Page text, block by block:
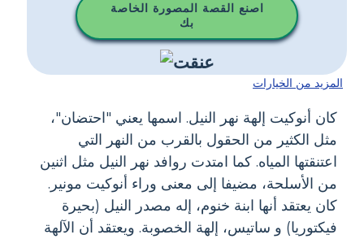
اصنع القصة المصورة الخاصة
بك
المزيد من الخيارات
كان أنوكيت إلهة نهر النيل. اسمها يعني "احتضان"،
مثل الكثير من الحقول بالقرب من النهر التي
اعتنقتها المياه. كما امتدت روافد نهر النيل مثل اثنين
من الأسلحة، مضيفا إلى معنى وراء أنوكيت مونير.
كان يعتقد أنها ابنة خنوم، إله مصدر النيل (بحيرة
فيكتوريا) و ساتيس، إلهة الخصوبة. ويعتقد أن الآلهة